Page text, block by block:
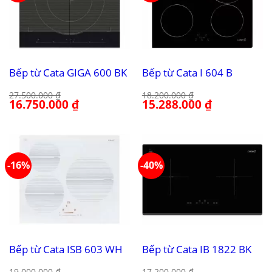
Bếp từ Cata GIGA 600 BK
27.500.000₫
Giá
gốc
16.750.000₫Giá
hiện
Bếp từ Cata I 604 B
18.200.000₫
Giá
gốc
15.288.000₫Giá
hiện
-16%
Bếp từ Cata ISB 603 WH
-40%
Bếp từ Cata IB 1822 BK